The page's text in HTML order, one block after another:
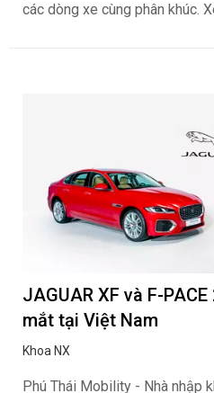
các dòng xe cùng phân khúc.
JAGUAR XF và F-
mắt tại Việt Nam
Khoa NX
Phú Thái Mobility - Nhà nhập